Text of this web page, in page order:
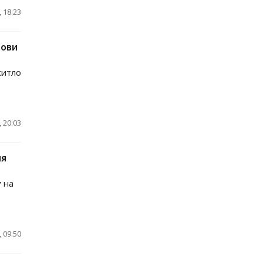
18:23
20:03
на
09:50